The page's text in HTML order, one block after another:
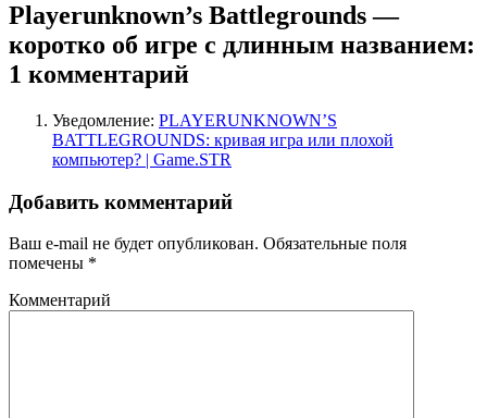
Playerunknown’s Battlegrounds —
коротко об игре с длинным названием:
1 комментарий
Уведомление: PLAYERUNKNOWN’S
BATTLEGROUNDS: кривая игра или плохой
компьютер? | Game.STR
Добавить комментарий
Ваш e-mail не будет опубликован. Обязательные поля
помечены *
Комментарий